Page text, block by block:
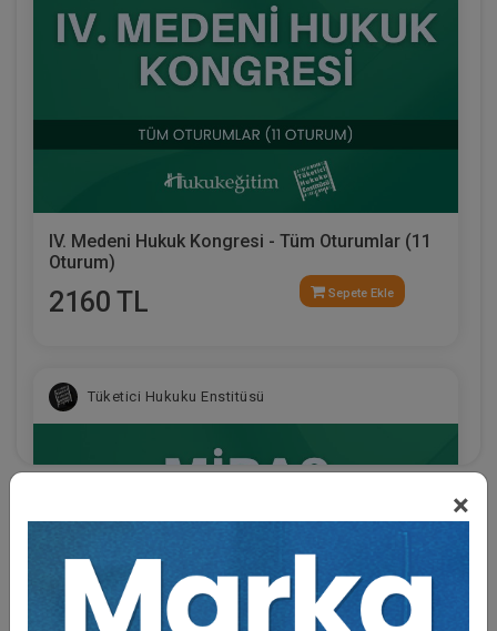
×
IV. Medeni Hukuk Kongresi - Tüm Oturumlar (11
Oturum)
2160 TL Sepete Ekle
Tüketici Hukuku Enstitüsü
Eğitim / Akademik Bilgisi
Lisans
Dokuz Eylül Üniversitesi Hukuk
1999